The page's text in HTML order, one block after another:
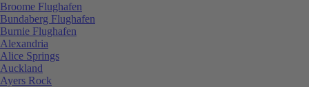
Broome Flughafen
Bundaberg Flughafen
Burnie Flughafen
Alexandria
Alice Springs
Auckland
Ayers Rock